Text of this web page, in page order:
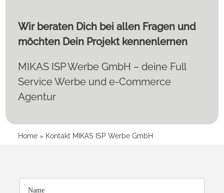
Wir beraten Dich bei allen Fragen und
möchten Dein Projekt kennenlernen
MIKAS ISP Werbe GmbH – deine Full
Service Werbe und e-Commerce
Agentur
Home » Kontakt MIKAS ISP Werbe GmbH